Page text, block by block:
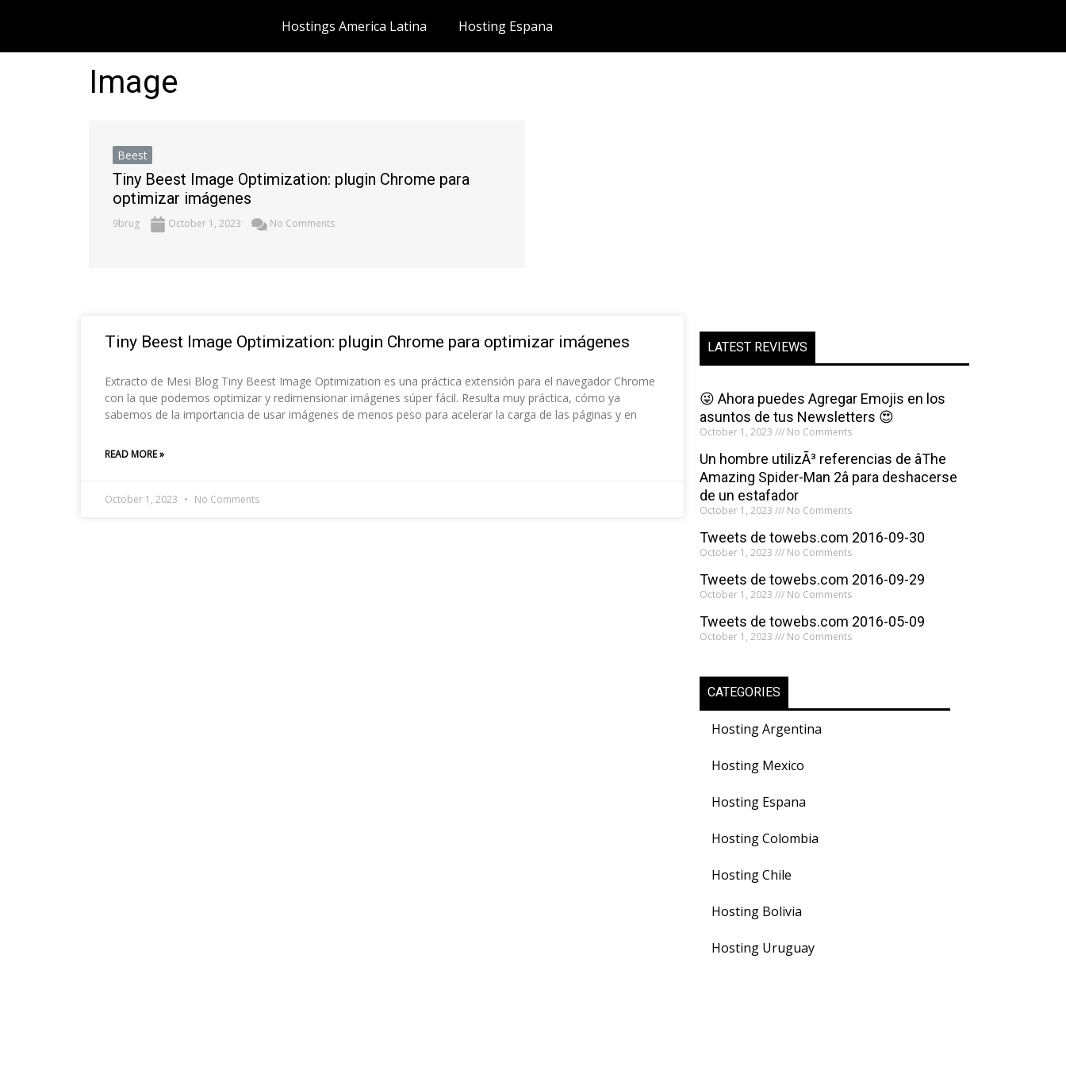
content
Hostings America Latina Hosting Espana
Image
Beest
Tiny Beest Image Optimization: plugin Chrome para
optimizar imágenes
9brug October 1, 2023 No Comments
Tiny Beest Image Optimization: plugin Chrome para optimizar imágenes
Extracto de Mesi Blog Tiny Beest Image Optimization es una práctica extensión para el navegador Chrome
con la que podemos optimizar y redimensionar imágenes súper fácil. Resulta muy práctica, cómo ya
sabemos de la importancia de usar imágenes de menos peso para acelerar la carga de las páginas y en
READ MORE »
October 1, 2023 No Comments
LATEST REVIEWS
😜 Ahora puedes Agregar Emojis en los
asuntos de tus Newsletters 😍
October 1, 2023 No Comments
Un hombre utilizÃ³ referencias de âThe
Amazing Spider-Man 2â para deshacerse
de un estafador
October 1, 2023 No Comments
Tweets de towebs.com 2016-09-30
October 1, 2023 No Comments
Tweets de towebs.com 2016-09-29
October 1, 2023 No Comments
Tweets de towebs.com 2016-05-09
October 1, 2023 No Comments
CATEGORIES
Hosting Argentina
Hosting Mexico
Hosting Espana
Hosting Colombia
Hosting Chile
Hosting Bolivia
Hosting Uruguay